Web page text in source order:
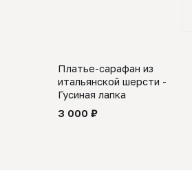
SALE
Платье-сарафан из
итальянской шерсти -
Гусиная лапка
3 000 ₽